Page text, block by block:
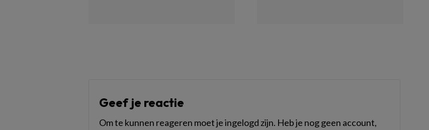
Geef je reactie
Om te kunnen reageren moet je ingelogd zijn. Heb je nog geen account,